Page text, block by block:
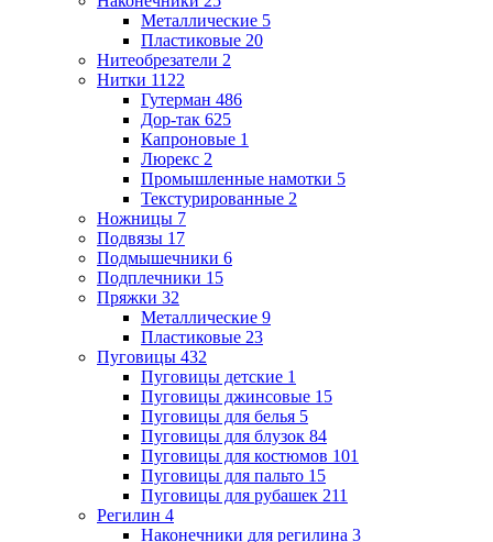
Металлические 5
Пластиковые 20
Нитеобрезатели 2
Нитки 1122
Гутерман 486
Дор-так 625
Капроновые 1
Люрекс 2
Промышленные намотки 5
Текстурированные 2
Ножницы 7
Подвязы 17
Подмышечники 6
Подплечники 15
Пряжки 32
Металлические 9
Пластиковые 23
Пуговицы 432
Пуговицы детские 1
Пуговицы джинсовые 15
Пуговицы для белья 5
Пуговицы для блузок 84
Пуговицы для костюмов 101
Пуговицы для пальто 15
Пуговицы для рубашек 211
Регилин 4
Наконечники для регилина 3